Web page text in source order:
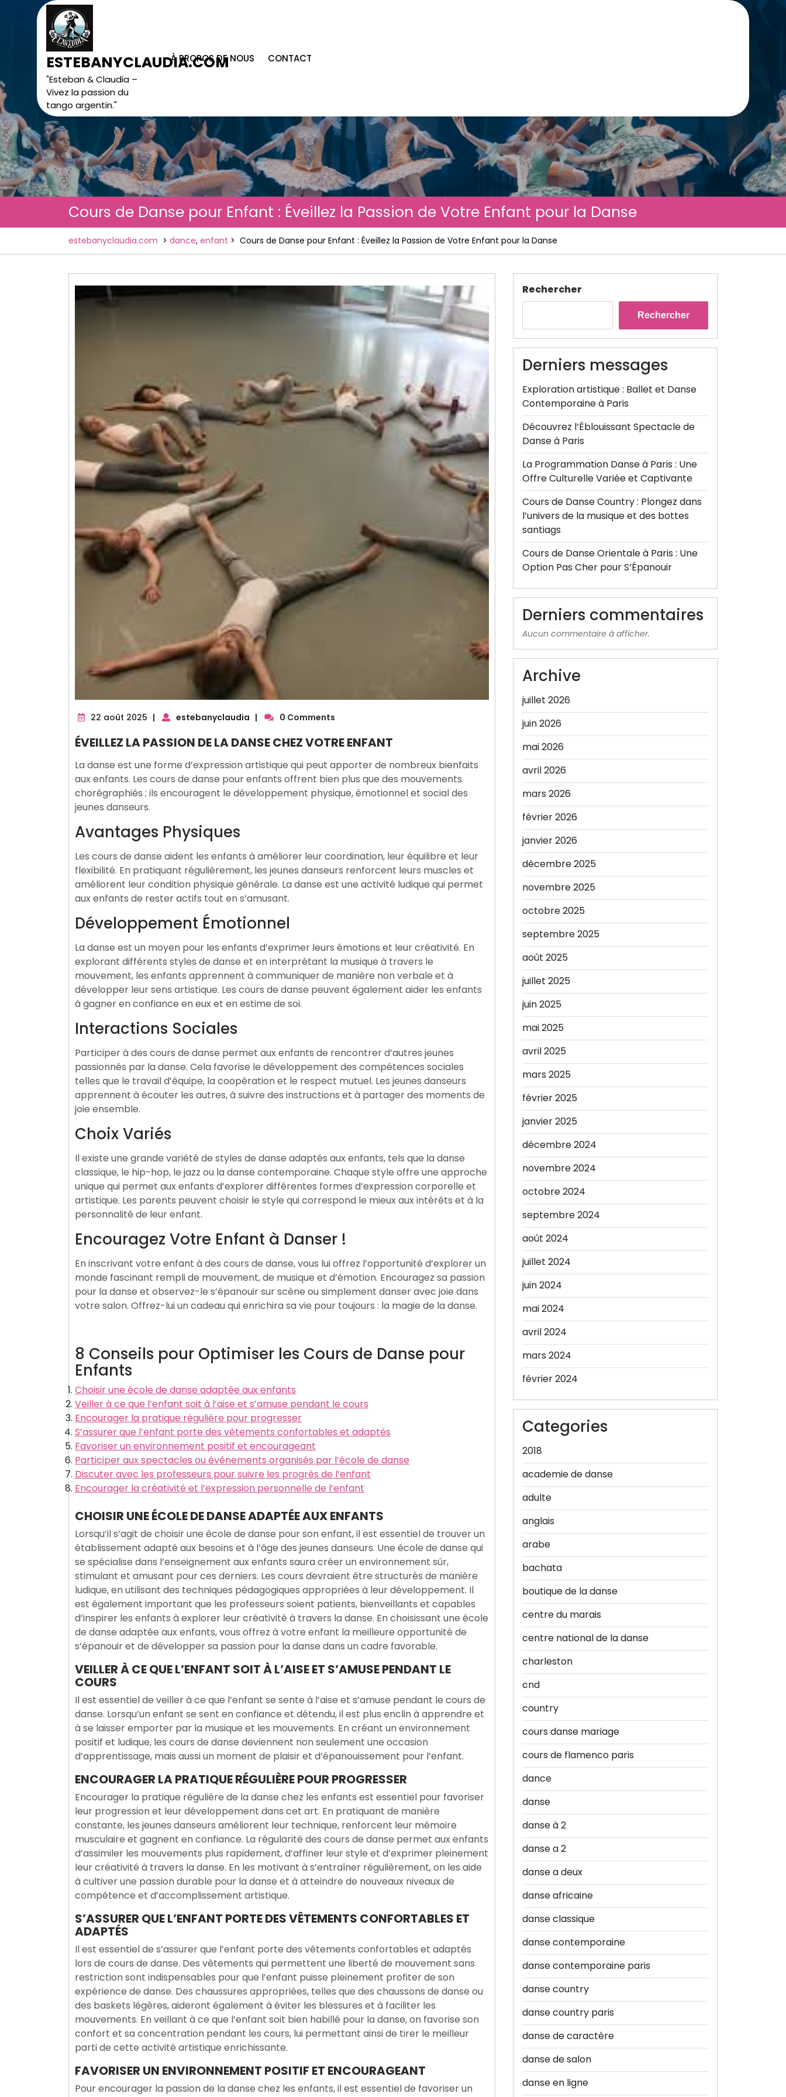
ESTEBANYCLAUDIA.COM
"Esteban & Claudia –
Vivez la passion du
tango argentin."
À PROPOS DE NOUS CONTACT
Cours de Danse pour Enfant : Éveillez la Passion de Votre Enfant pour la Danse
estebanyclaudia.com > dance, enfant > Cours de Danse pour Enfant : Éveillez la Passion de Votre Enfant pour la Danse
22 août 2025 22
2025
| estebanyclaudia | 0 Comments
ÉVEILLEZ LA PASSION DE LA DANSE CHEZ VOTRE ENFANT
La danse est une forme d’expression artistique qui peut apporter de nombreux bienfaits
aux enfants. Les cours de danse pour enfants offrent bien plus que des mouvements
chorégraphiés ; ils encouragent le développement physique, émotionnel et social des
jeunes danseurs.
Avantages Physiques
Les cours de danse aident les enfants à améliorer leur coordination, leur équilibre et leur
flexibilité. En pratiquant régulièrement, les jeunes danseurs renforcent leurs muscles et
améliorent leur condition physique générale. La danse est une activité ludique qui permet
aux enfants de rester actifs tout en s’amusant.
Développement Émotionnel
La danse est un moyen pour les enfants d’exprimer leurs émotions et leur créativité. En
explorant différents styles de danse et en interprétant la musique à travers le
mouvement, les enfants apprennent à communiquer de manière non verbale et à
développer leur sens artistique. Les cours de danse peuvent également aider les enfants
à gagner en confiance en eux et en estime de soi.
Interactions Sociales
Participer à des cours de danse permet aux enfants de rencontrer d’autres jeunes
passionnés par la danse. Cela favorise le développement des compétences sociales
telles que le travail d’équipe, la coopération et le respect mutuel. Les jeunes danseurs
apprennent à écouter les autres, à suivre des instructions et à partager des moments de
joie ensemble.
Choix Variés
Il existe une grande variété de styles de danse adaptés aux enfants, tels que la danse
classique, le hip-hop, le jazz ou la danse contemporaine. Chaque style offre une approche
unique qui permet aux enfants d’explorer différentes formes d’expression corporelle et
artistique. Les parents peuvent choisir le style qui correspond le mieux aux intérêts et à la
personnalité de leur enfant.
Encouragez Votre Enfant à Danser !
En inscrivant votre enfant à des cours de danse, vous lui offrez l’opportunité d’explorer un
monde fascinant rempli de mouvement, de musique et d’émotion. Encouragez sa passion
pour la danse et observez-le s’épanouir sur scène ou simplement danser avec joie dans
votre salon. Offrez-lui un cadeau qui enrichira sa vie pour toujours : la magie de la danse.
8 Conseils pour Optimiser les Cours de Danse pour
Enfants
Choisir une école de danse adaptée aux enfants
Veiller à ce que l’enfant soit à l’aise et s’amuse pendant le cours
Encourager la pratique régulière pour progresser
S’assurer que l’enfant porte des vêtements confortables et adaptés
Favoriser un environnement positif et encourageant
Participer aux spectacles ou événements organisés par l’école de danse
Discuter avec les professeurs pour suivre les progrès de l’enfant
Encourager la créativité et l’expression personnelle de l’enfant
CHOISIR UNE ÉCOLE DE DANSE ADAPTÉE AUX ENFANTS
Lorsqu’il s’agit de choisir une école de danse pour son enfant, il est essentiel de trouver un
établissement adapté aux besoins et à l’âge des jeunes danseurs. Une école de danse qui
se spécialise dans l’enseignement aux enfants saura créer un environnement sûr,
stimulant et amusant pour ces derniers. Les cours devraient être structurés de manière
ludique, en utilisant des techniques pédagogiques appropriées à leur développement. Il
est également important que les professeurs soient patients, bienveillants et capables
d’inspirer les enfants à explorer leur créativité à travers la danse. En choisissant une école
de danse adaptée aux enfants, vous offrez à votre enfant la meilleure opportunité de
s’épanouir et de développer sa passion pour la danse dans un cadre favorable.
VEILLER À CE QUE L’ENFANT SOIT À L’AISE ET S’AMUSE PENDANT LE
COURS
Il est essentiel de veiller à ce que l’enfant se sente à l’aise et s’amuse pendant le cours de
danse. Lorsqu’un enfant se sent en confiance et détendu, il est plus enclin à apprendre et
à se laisser emporter par la musique et les mouvements. En créant un environnement
positif et ludique, les cours de danse deviennent non seulement une occasion
d’apprentissage, mais aussi un moment de plaisir et d’épanouissement pour l’enfant.
ENCOURAGER LA PRATIQUE RÉGULIÈRE POUR PROGRESSER
Encourager la pratique régulière de la danse chez les enfants est essentiel pour favoriser
leur progression et leur développement dans cet art. En pratiquant de manière
constante, les jeunes danseurs améliorent leur technique, renforcent leur mémoire
musculaire et gagnent en confiance. La régularité des cours de danse permet aux enfants
d’assimiler les mouvements plus rapidement, d’affiner leur style et d’exprimer pleinement
leur créativité à travers la danse. En les motivant à s’entraîner régulièrement, on les aide
à cultiver une passion durable pour la danse et à atteindre de nouveaux niveaux de
compétence et d’accomplissement artistique.
S’ASSURER QUE L’ENFANT PORTE DES VÊTEMENTS CONFORTABLES ET
ADAPTÉS
Il est essentiel de s’assurer que l’enfant porte des vêtements confortables et adaptés
lors de cours de danse. Des vêtements qui permettent une liberté de mouvement sans
restriction sont indispensables pour que l’enfant puisse pleinement profiter de son
expérience de danse. Des chaussures appropriées, telles que des chaussons de danse ou
des baskets légères, aideront également à éviter les blessures et à faciliter les
mouvements. En veillant à ce que l’enfant soit bien habillé pour la danse, on favorise son
confort et sa concentration pendant les cours, lui permettant ainsi de tirer le meilleur
parti de cette activité artistique enrichissante.
FAVORISER UN ENVIRONNEMENT POSITIF ET ENCOURAGEANT
Pour encourager la passion de la danse chez les enfants, il est essentiel de favoriser un
Rechercher
Rechercher
Derniers messages
Exploration artistique : Ballet et Danse
Contemporaine à Paris
Découvrez l’Éblouissant Spectacle de
Danse à Paris
La Programmation Danse à Paris : Une
Offre Culturelle Variée et Captivante
Cours de Danse Country : Plongez dans
l’univers de la musique et des bottes
santiags
Cours de Danse Orientale à Paris : Une
Option Pas Cher pour S’Épanouir
Derniers commentaires
Aucun commentaire à afficher.
Archive
juillet 2026
juin 2026
mai 2026
avril 2026
mars 2026
février 2026
janvier 2026
décembre 2025
novembre 2025
octobre 2025
septembre 2025
août 2025
juillet 2025
juin 2025
mai 2025
avril 2025
mars 2025
février 2025
janvier 2025
décembre 2024
novembre 2024
octobre 2024
septembre 2024
août 2024
juillet 2024
juin 2024
mai 2024
avril 2024
mars 2024
février 2024
Categories
2018
academie de danse
adulte
anglais
arabe
bachata
boutique de la danse
centre du marais
centre national de la danse
charleston
cnd
country
cours danse mariage
cours de flamenco paris
dance
danse
danse à 2
danse a 2
danse a deux
danse africaine
danse classique
danse contemporaine
danse contemporaine paris
danse country
danse country paris
danse de caractère
danse de salon
danse en ligne